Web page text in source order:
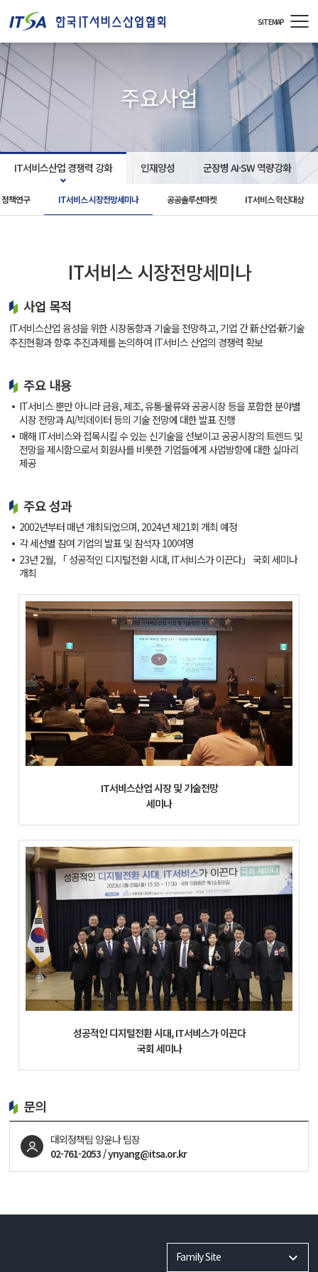
SITEMAP
주요사업
IT서비스산업 경쟁력 강화 인재양성 군장병 AI·SW 역량강화
정책연구 IT서비스 시장전망세미나 공공솔루션마켓 IT서비스 혁신대상
IT서비스 시장전망세미나
사업 목적
IT서비스산업 융성을 위한 시장동향과 기술을 전망하고, 기업 간 新산업·新기술
추진현황과 향후 추진과제를 논의하여 IT서비스 산업의 경쟁력 확보
주요 내용
IT서비스 뿐만 아니라 금융, 제조, 유통·물류와 공공시장 등을 포함한 분야별
시장 전망과 AI/빅데이터 등의 기술 전망에 대한 발표 진행
매해 IT서비스와 접목시킬 수 있는 신기술을 선보이고 공공시장의 트렌드 및
전망을 제시함으로서 회원사를 비롯한 기업들에게 사업방향에 대한 실마리
제공
주요 성과
2002년부터 매년 개최되었으며, 2024년 제21회 개최 예정
각 세선별 참여 기업의 발표 및 참석자 100여명
23년 2월, 「 성공적인 디지털전환 시대, IT서비스가 이끈다」 국회 세미나
개최
IT서비스산업 시장 및 기술전망
세미나
성공적인 디지털전환 시대, IT서비스가 이끈다
국회 세미나
문의
대외정책팀 양윤나 팀장
02-761-2053 / ynyang@itsa.or.kr
Family Site